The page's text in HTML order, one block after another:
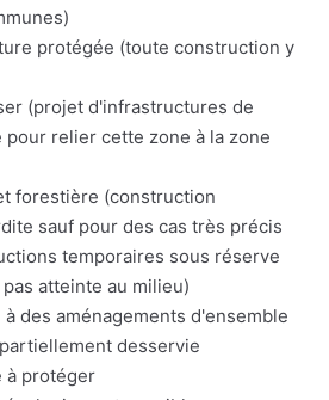
protégée (toute construction y
(projet d'infrastructures de
relier cette zone à la zone
forestière (construction
sauf pour des cas très précis
temporaires sous réserve
atteinte au milieu)
des aménagements d'ensemble
desservie
à protéger